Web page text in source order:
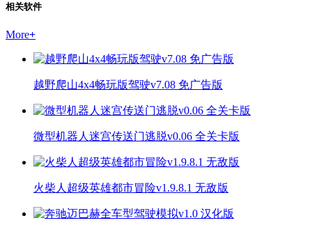
相关软件
More+
越野爬山4x4畅玩版驾驶v7.08 免广告版
微型机器人迷宫传送门逃脱v0.06 全关卡版
火柴人超级英雄都市冒险v1.9.8.1 无敌版